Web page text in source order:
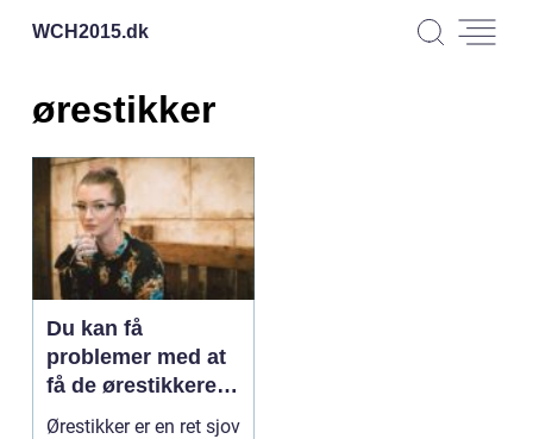
WCH2015.dk
ørestikker
Du kan få
problemer med at
få de ørestikkere
ud
Ørestikker er en ret sjov